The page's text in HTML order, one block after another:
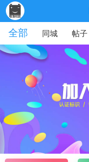
全部
同城 帖子